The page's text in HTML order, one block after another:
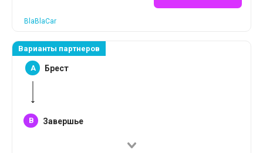
BlaBlaCar
Варианты партнеров
A Брест
B Завершье